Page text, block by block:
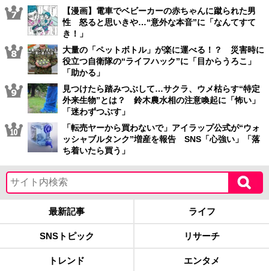
【漫画】電車でベビーカーの赤ちゃんに蹴られた男
性 怒ると思いきや…“意外な本音”に「なんてすて
き！」
大量の「ペットボトル」が楽に運べる！？ 災害時に
役立つ自衛隊の“ライフハック”に「目からうろこ」
「助かる」
見つけたら踏みつぶして…サクラ、ウメ枯らす“特定
外来生物”とは？ 鈴木農水相の注意喚起に「怖い」
「迷わずつぶす」
「転売ヤーから買わないで」アイラップ公式が“ウォ
ッシャブルタンク”増産を報告 SNS「心強い」「落
ち着いたら買う」
最新記事 ライフ
SNSトピック リサーチ
トレンド エンタメ